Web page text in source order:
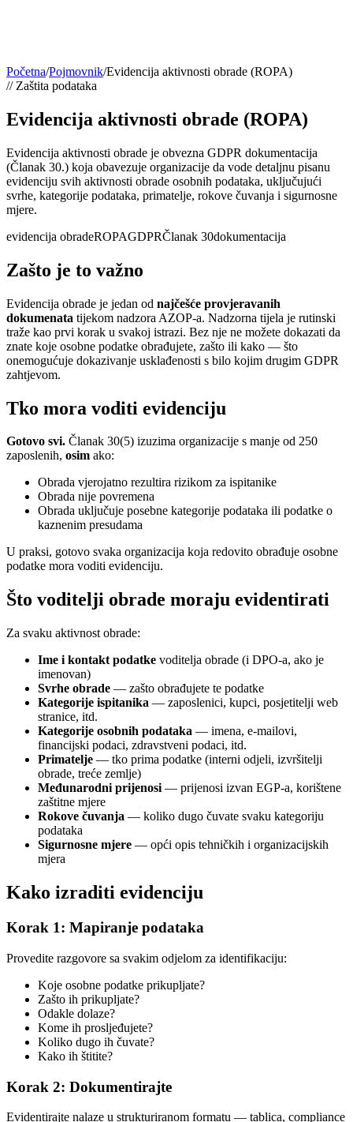
Početna/Pojmovnik/Evidencija aktivnosti obrade (ROPA)
// Zaštita podataka
Evidencija aktivnosti obrade (ROPA)
Evidencija aktivnosti obrade je obvezna GDPR dokumentacija
(Članak 30.) koja obavezuje organizacije da vode detaljnu pisanu
evidenciju svih aktivnosti obrade osobnih podataka, uključujući
svrhe, kategorije podataka, primatelje, rokove čuvanja i sigurnosne
mjere.
evidencija obradeROPAGDPRČlanak 30dokumentacija
Zašto je to važno
Evidencija obrade je jedan od najčešće provjeravanih
dokumenata tijekom nadzora AZOP-a. Nadzorna tijela je rutinski
traže kao prvi korak u svakoj istrazi. Bez nje ne možete dokazati da
znate koje osobne podatke obrađujete, zašto ili kako — što
onemogućuje dokazivanje usklađenosti s bilo kojim drugim GDPR
zahtjevom.
Tko mora voditi evidenciju
Gotovo svi. Članak 30(5) izuzima organizacije s manje od 250
zaposlenih, osim ako:
Obrada vjerojatno rezultira rizikom za ispitanike
Obrada nije povremena
Obrada uključuje posebne kategorije podataka ili podatke o
kaznenim presudama
U praksi, gotovo svaka organizacija koja redovito obrađuje osobne
podatke mora voditi evidenciju.
Što voditelji obrade moraju evidentirati
Za svaku aktivnost obrade:
Ime i kontakt podatke voditelja obrade (i DPO-a, ako je
imenovan)
Svrhe obrade — zašto obrađujete te podatke
Kategorije ispitanika — zaposlenici, kupci, posjetitelji web
stranice, itd.
Kategorije osobnih podataka — imena, e-mailovi,
financijski podaci, zdravstveni podaci, itd.
Primatelje — tko prima podatke (interni odjeli, izvršitelji
obrade, treće zemlje)
Međunarodni prijenosi — prijenosi izvan EGP-a, korištene
zaštitne mjere
Rokove čuvanja — koliko dugo čuvate svaku kategoriju
podataka
Sigurnosne mjere — opći opis tehničkih i organizacijskih
mjera
Kako izraditi evidenciju
Korak 1: Mapiranje podataka
Provedite razgovore sa svakim odjelom za identifikaciju:
Koje osobne podatke prikupljate?
Zašto ih prikupljate?
Odakle dolaze?
Kome ih prosljeđujete?
Koliko dugo ih čuvate?
Kako ih štitite?
Korak 2: Dokumentirajte
Evidentirajte nalaze u strukturiranom formatu — tablica, compliance